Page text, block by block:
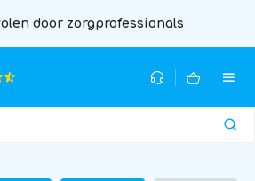
door zorgprofessionals